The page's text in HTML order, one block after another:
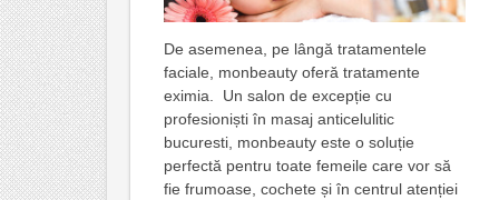
De asemenea, pe lângă tratamentele
faciale, monbeauty oferă tratamente
eximia. Un salon de excepție cu
profesioniști în masaj anticelulitic
bucuresti, monbeauty este o soluție
perfectă pentru toate femeile care vor să
fie frumoase, cochete și în centrul atenției